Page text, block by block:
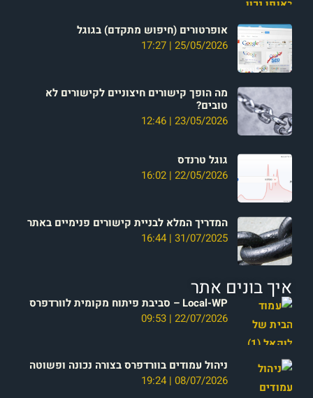
אופרטורים (חיפוש מתקדם) בגוגל
25/05/2026
17:27
מה הופך קישורים חיצוניים לקישורים לא
טובים?
23/05/2026
12:46
גוגל טרנדס
22/05/2026
16:02
המדריך המלא לבניית קישורים פנימיים באתר
31/07/2025
16:44
איך בונים אתר
Local-WP – סביבת פיתוח מקומית לוורדפרס
22/07/2026
09:53
ניהול עמודים בוורדפרס בצורה נכונה ופשוטה
08/07/2026
19:24